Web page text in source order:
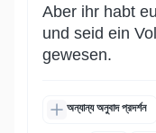
Aber ihr habt
und seid ein
gewesen.
অন্যান্য অনুবাদ প্রদর্শন